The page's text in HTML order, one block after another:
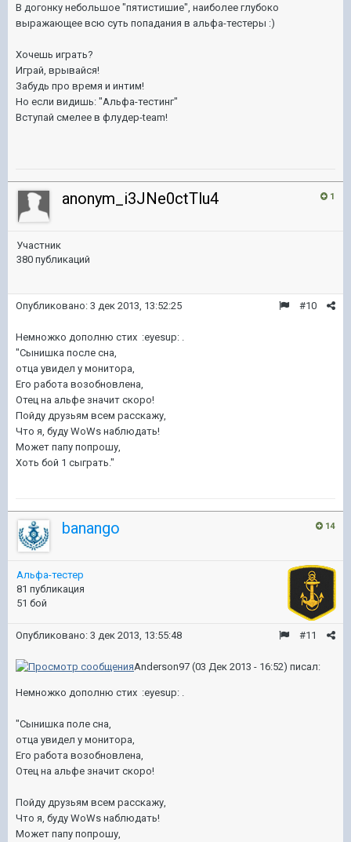
В догонку небольшое "пятистишие", наиболее глубоко
выражающее всю суть попадания в альфа-тестеры :)
Хочешь играть?
Играй, врывайся!
Забудь про время и интим!
Но если видишь: "Альфа-тестинг"
Вступай смелее в флудер-team!
1
anonym_i3JNe0ctTlu4
Участник
380 публикаций
#10
Опубликовано: 3 дек 2013, 13:52:25
Немножко дополню стих :eyesup: .
"Сынишка после сна,
отца увидел у монитора,
Его работа возобновлена,
Отец на альфе значит скоро!
Пойду друзьям всем расскажу,
Что я, буду WoWs наблюдать!
Может папу попрошу,
Хоть бой 1 сыграть."
14
banango
Альфа-тестер
81 публикация
51 бой
#11
Опубликовано: 3 дек 2013, 13:55:48
Anderson97 (03 Дек 2013 - 16:52) писал:
Немножко дополню стих :eyesup: .
"Сынишка поле сна,
отца увидел у монитора,
Его работа возобновлена,
Отец на альфе значит скоро!
Пойду друзьям всем расскажу,
Что я, буду WoWs наблюдать!
Может папу попрошу,